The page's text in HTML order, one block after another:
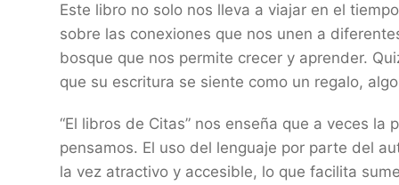
Este libro no solo nos lleva a viajar en el
sobre las conexiones que nos unen a
bosque que nos permite crecer y aprender.
que su escritura se siente como un regalo,
“El libros de Citas” nos enseña que a veces
pensamos. El uso del lenguaje por parte del
la vez atractivo y accesible, lo que facilita